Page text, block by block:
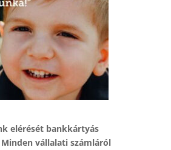
elérését bankkártyás
vállalati számláról